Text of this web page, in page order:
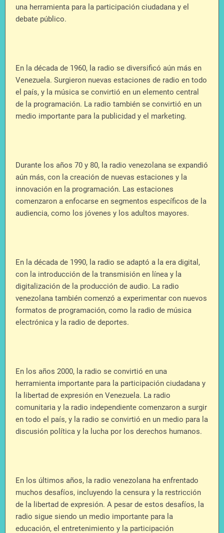
una herramienta para la participación ciudadana y el
debate público.
En la década de 1960, la radio se diversificó aún más en
Venezuela. Surgieron nuevas estaciones de radio en todo
el país, y la música se convirtió en un elemento central
de la programación. La radio también se convirtió en un
medio importante para la publicidad y el marketing.
Durante los años 70 y 80, la radio venezolana se expandió
aún más, con la creación de nuevas estaciones y la
innovación en la programación. Las estaciones
comenzaron a enfocarse en segmentos específicos de la
audiencia, como los jóvenes y los adultos mayores.
En la década de 1990, la radio se adaptó a la era digital,
con la introducción de la transmisión en línea y la
digitalización de la producción de audio. La radio
venezolana también comenzó a experimentar con nuevos
formatos de programación, como la radio de música
electrónica y la radio de deportes.
En los años 2000, la radio se convirtió en una
herramienta importante para la participación ciudadana y
la libertad de expresión en Venezuela. La radio
comunitaria y la radio independiente comenzaron a surgir
en todo el país, y la radio se convirtió en un medio para la
discusión política y la lucha por los derechos humanos.
En los últimos años, la radio venezolana ha enfrentado
muchos desafíos, incluyendo la censura y la restricción
de la libertad de expresión. A pesar de estos desafíos, la
radio sigue siendo un medio importante para la
educación, el entretenimiento y la participación